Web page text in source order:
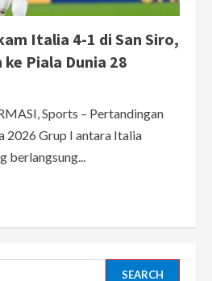
Italia 4-1 di San Siro,
Piala Dunia 28
Sports – Pertandingan
2026 Grup I antara Italia
berlangsung...